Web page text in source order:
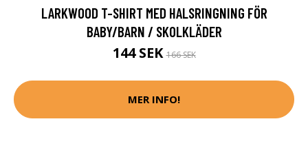
LARKWOOD T-SHIRT MED HALSRINGNING FÖR
BABY/BARN / SKOLKLÄDER
144 SEK166 SEK
MER INFO!